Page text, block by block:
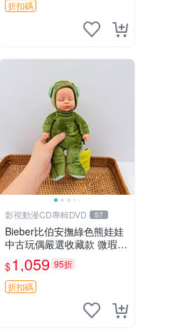
折扣碼
影視動漫CD專輯DVD 57
Bieber比伯安撫綠色熊娃娃
中古玩偶嚴選收藏款 微瑕輕
度使用 Bieber綠熊娃娃 中
古玩偶 微瑕
$1,059 95折
折扣碼